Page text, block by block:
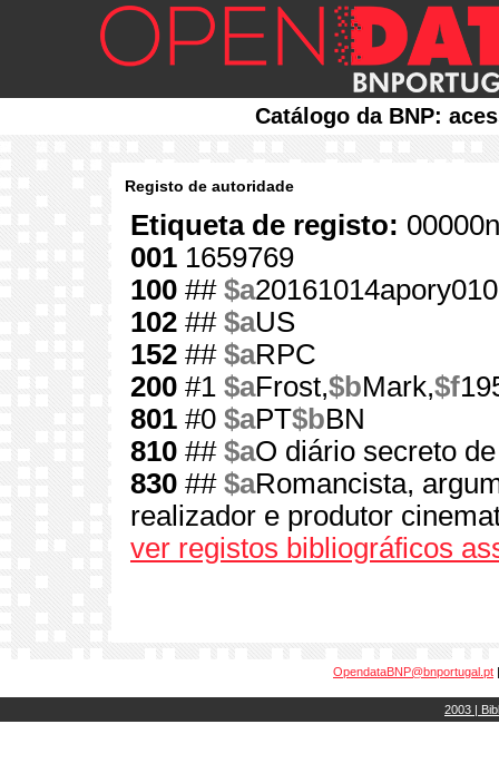
Catálogo da BNP:
Registo de autoridade
Etiqueta de registo:
001 1659769
100 ## $a
102 ## $aUS
152 ## $aRPC
200 #1 $aFrost,$bMark,$f
801 #0 $aPT$bBN
810 ## $aO diário secreto
830 ## $aRomancista,
realizador e produtor
ver registos bibliográficos
OpendataBNP@bnportugal.pt
2003 |